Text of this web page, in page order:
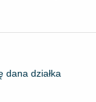
dana działka